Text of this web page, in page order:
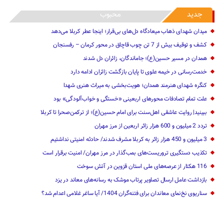
جدید
میدان شهدای ذهاب میعادگاه دل‌های بی‌قرار؛ اینجا عطر کربلا می‌دهد
کشف و توقیف بیش از 7 تن چوب قاچاق در محور کرمان – رفسنجان
همدان در مسیر حسین(ع)؛ جاماندگان، زائران دل شدند
خدمت‌رسانی در خیمه علوی تا پایان بازگشت زائران ادامه دارد
کنگره شهدای هنرمند همدان؛ هویت‌بخشی به میراث هنری شهدا
علت تمام‌ تصادفات محورهای اربعینی‌ «خستگی و خواب‌آلودگی» ‌بود
ببینید| روایت عاشقی اهل‌سنت برای امام حسین(ع)؛ از ترکمن‌صحرا تا کربلا
تردد 2 میلیون و 600 هزار زائر اربعین از مرز مهران‌‌
3 میلیون و 450 هزار ‌زائر به کربلا مشرف شد‌ند/‌ حادثه امنیتی نداشتیم
تکذیب دستگیری تروریست‌های بمب‌گذار در مرز مهران/ امنیت برقرار است
116 هکتار از عرصه‌های ملی استان قزوین در آتش سوخت
بازداشت عامل ارسال تصاویر پرتاب موشک به رسانه‌های معاند در یزد
سناریوی نخ‌نمای معاندان برای ‌فتنه‌گران 1404/ آیا ساغر غلامی اعدام شد؟